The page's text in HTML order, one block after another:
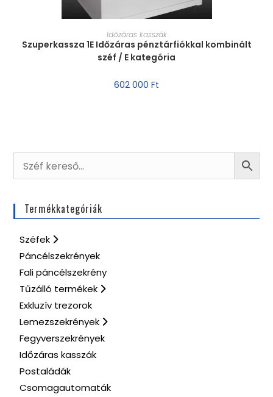
MÉRET VÁLASZTÁSA
Időzáras kasszák
Szuperkassza 1E Időzáras pénztárfiókkal kombinált
széf / E kategória
602 000 Ft
Termékkategóriák
Széfek
Páncélszekrények
Fali páncélszekrény
Tűzálló termékek
Exkluzív trezorok
Lemezszekrények
Fegyverszekrények
Időzáras kasszák
Postaládák
Csomagautomaták